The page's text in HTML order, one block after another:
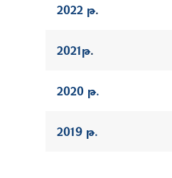
2022 թ.
2021թ.
2020 թ.
2019 թ.